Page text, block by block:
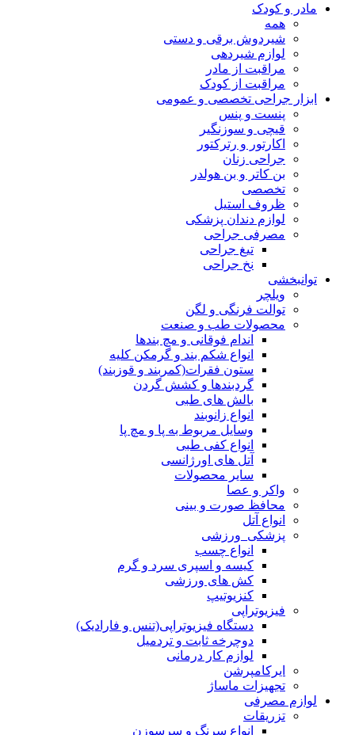
مادر و کودک
همه
شیردوش برقی و دستی
لوازم شیردهی
مراقبت از مادر
مراقبت از کودک
ابزار جراحی تخصصی و عمومی
پنست و پنس
قیچی و سوزنگیر
اکارتور و رترکتور
جراحی زنان
بن کاتر و بن هولدر
تخصصی
ظروف استیل
لوازم دندان پزشکی
مصرفی جراحی
تیغ جراحی
نخ جراحی
توانبخشی
ویلچر
توالت فرنگی و لگن
محصولات طب و صنعت
اندام فوقانی و مچ بندها
انواع شکم بند و گرمکن کلیه
ستون فقرات(کمربند و قوزبند)
گردبندها و کشش گردن
بالش های طبی
انواع زانوبند
وسایل مربوط به پا و مچ پا
انواع کفی طبی
آتل های اورژانسی
سایر محصولات
واکر و عصا
محافظ صورت و بینی
انواع آتل
پزشکی_ورزشی
انواع چسب
کیسه و اسپری سرد و گرم
کش های ورزشی
کنزیوتیپ
فیزیوتراپی
دستگاه فیزیوتراپی(تنس و فارادیک)
دوچرخه ثابت و تردمیل
لوازم کار درمانی
ایرکامپرشن
تجهیزات ماساژ
لوازم مصرفی
تزریقات
انواع سرنگ و سرسوزن